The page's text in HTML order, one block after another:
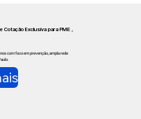
Cotação Exclusiva para PME ,
com foco em prevenção, ampla rede